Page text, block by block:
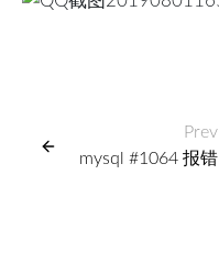
Prev
mysql #1064 报错